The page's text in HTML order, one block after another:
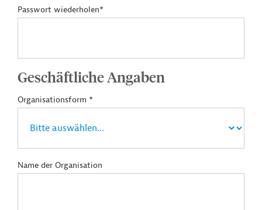
Passwort wiederholen*
Geschäftliche Angaben
Organisationsform *
Name der Organisation